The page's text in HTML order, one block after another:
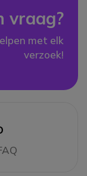
vraag?
met elk
verzoek!